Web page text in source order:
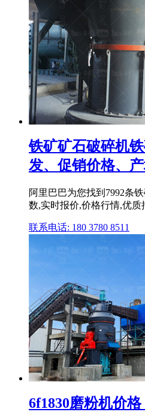
铁矿矿石破碎机
发、促销价格、
阿里巴巴为您找到7992条
数,实时报价,价格行情,优质
联系电话: 180 3780 8511
6f1830磨粉机价